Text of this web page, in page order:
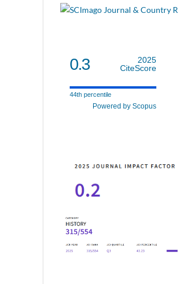
0.3
2025
CiteScore
44th percentile
Powered by Scopus